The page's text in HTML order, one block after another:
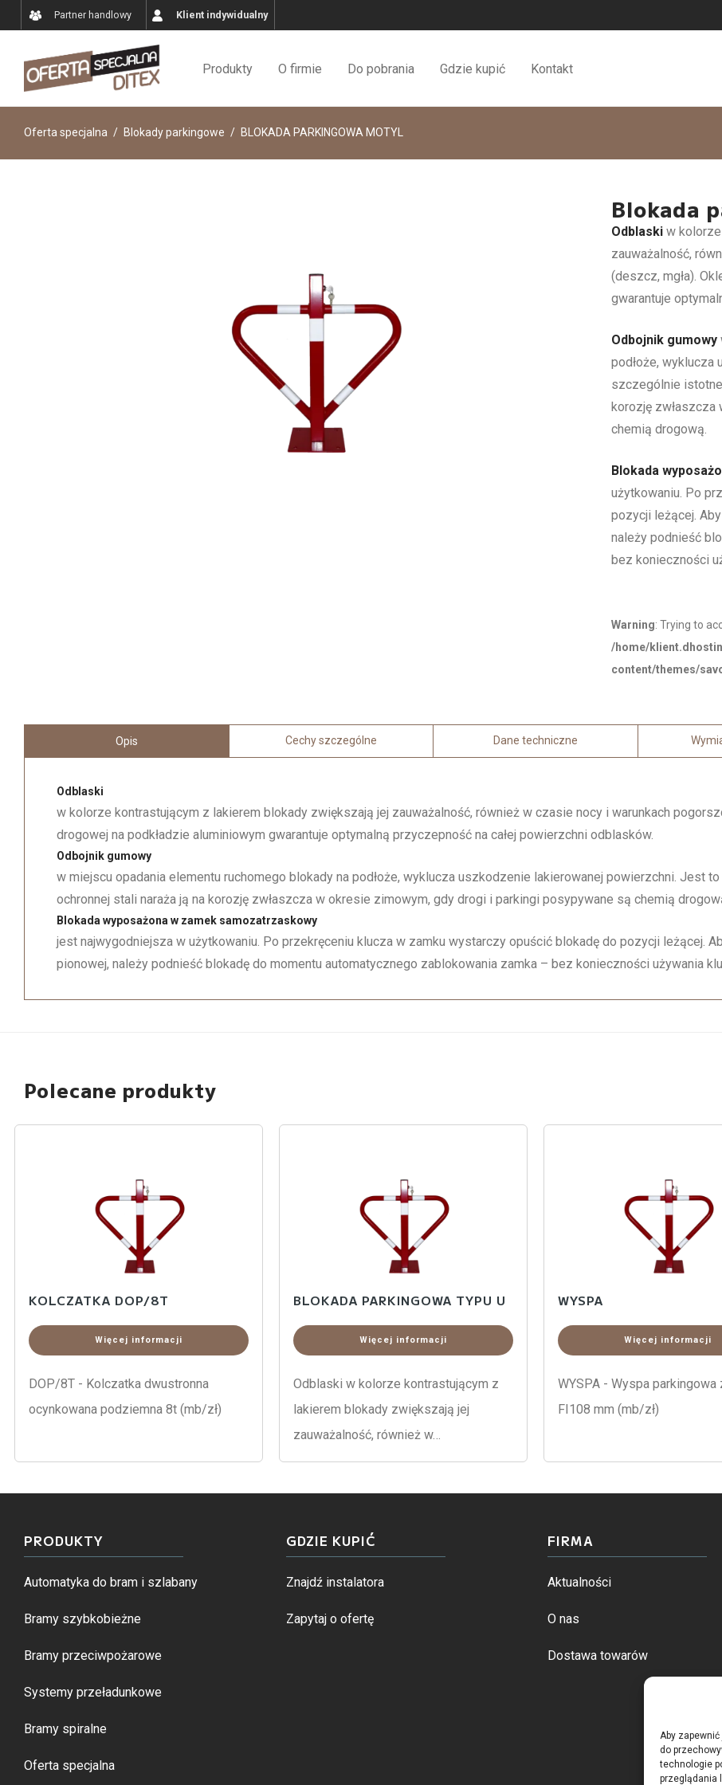
Aby
do
technologie
przeglądania
Partner handlowy Klient indywidualny
Produkty O firmie Do pobrania Gdzie kupić Kontakt
Oferta specjalna / Blokady parkingowe / BLOKADA PARKINGOWA MOTYL
Blokada
Odblaski w
zauważalność,
(deszcz, mgła).
gwarantuje
Odbojnik gumowy
podłoże,
szczególnie
korozję
chemią drogową.
Blokada
użytkowaniu. Po
pozycji leżącej.
należy podnieść
bez konieczności
Warning: Trying to
/home/
content/themes/
Opis Cechy szczególne Dane techniczne
Odblaski
w kolorze kontrastującym z lakierem blokady zwiększają jej zauważalność, również w czasie nocy i warunkach
drogowej na podkładzie aluminiowym gwarantuje optymalną przyczepność na całej powierzchni odblasków.
Odbojnik gumowy
w miejscu opadania elementu ruchomego blokady na podłoże, wyklucza uszkodzenie lakierowanej powierzchni. Jest
ochronnej stali naraża ją na korozję zwłaszcza w okresie zimowym, gdy drogi i parkingi posypywane są chemią
Blokada wyposażona w zamek samozatrzaskowy
jest najwygodniejsza w użytkowaniu. Po przekręceniu klucza w zamku wystarczy opuścić blokadę do pozycji leżącej.
pionowej, należy podnieść blokadę do momentu automatycznego zablokowania zamka – bez konieczności używania
Polecane produkty
KOLCZATKA DOP/8T
Więcej informacji
DOP/8T - Kolczatka dwustronna
ocynkowana podziemna 8t (mb/zł)
BLOKADA PARKINGOWA TYPU U
Więcej informacji
Odblaski w kolorze kontrastującym z
lakierem blokady zwiększają jej
zauważalność, również w…
WYSPA
Więcej informacji
WYSPA - Wyspa parkingowa
FI108 mm (mb/zł)
PRODUKTY
Automatyka do bram i szlabany
Bramy szybkobieżne
Bramy przeciwpożarowe
Systemy przeładunkowe
Bramy spiralne
Oferta specjalna
GDZIE KUPIĆ
Znajdź instalatora
Zapytaj o ofertę
FIRMA
Aktualności
O nas
Dostawa towarów